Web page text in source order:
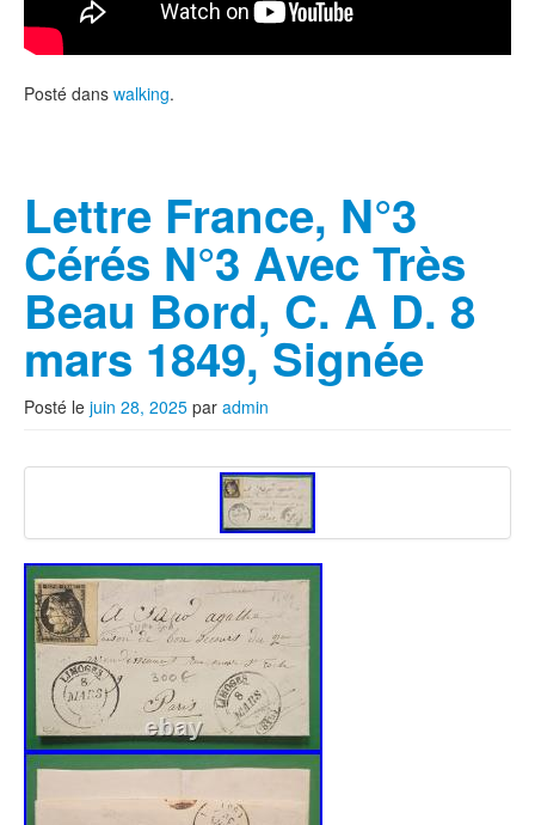
Posté dans walking.
Lettre France, N°3
Cérés N°3 Avec Très
Beau Bord, C. A D. 8
mars 1849, Signée
Posté le juin 28, 2025 par admin